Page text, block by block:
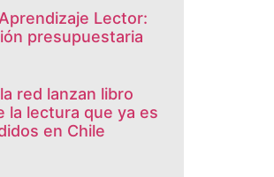
Lector:
presupuestaria
red lanzan libro
la lectura que ya es
en Chile